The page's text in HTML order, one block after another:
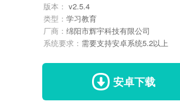
版本： v2.5.4
类型： 学习教育
厂商： 绵阳市辉宇科技有限公司
系统要求： 需要支持安卓系统5.2以上
安卓下载